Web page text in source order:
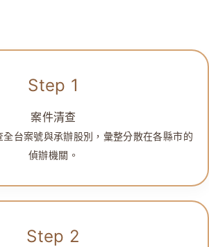
Step 1
案件清查
台案號與承辦股別，彙整分散在各縣市的
偵辦機關。
Step 2